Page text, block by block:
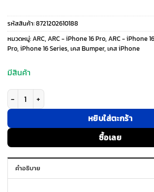
price
was:
price
is:
รหัสสินค้า:8721202610188
หมวดหมู่:ARC, ARC - iPhone 16 Pro, ARC - iPhone
Pro, iPhone 16 Series, เคส Bumper, เคส iPhone
มีสินค้า
จำนวน Arc รุ่น Pulse Aluminum - เคส iPhone 16
หยิบใส่ตะกร้า
ซื้อเลย
คำอธิบาย